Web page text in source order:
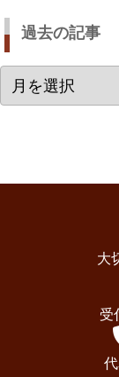
過去の記事
去
大
受